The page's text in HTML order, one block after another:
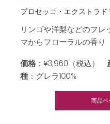
プロセッコ・エクストラド
リンゴや洋梨などのフレ
マからフローラルの香り
価格 ：¥3,960（税込）
種 ：グレラ100%
商品